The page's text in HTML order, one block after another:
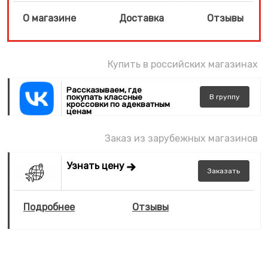
О магазине Доставка Отзывы
Купить в российских магазинах
Рассказываем, где
покупать классные
кроссовки по адекватным
ценам
В группу
Заказ из зарубежных магазинов
Узнать цену Заказать
Подробнее Отзывы